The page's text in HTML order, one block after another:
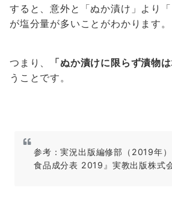
すると、意外と「ぬか漬け」より
が塩分量が多いことがわかります。
つまり、 「ぬか漬けに限らず漬物
うことです。
参考：実況出版編修部（2019年
食品成分表 2019』実教出版株式